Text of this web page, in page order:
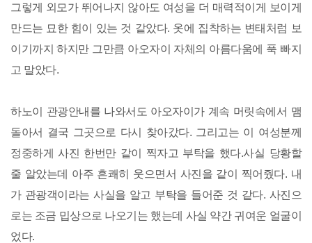
그렇게 외모가 뛰어나지 않아도 여성을 더 매력적이게 보이게
만드는 묘한 힘이 있는 것 같았다. 옷에 집착하는 변태처럼 보
이기까지 하지만 그만큼 아오자이 자체의 아름다움에 푹 빠지
고 말았다.
하노이 관광안내를 나와서도 아오자이가 계속 머릿속에서 맴
돌아서 결국 그곳으로 다시 찾아갔다. 그리고는 이 여성분께
정중하게 사진 한번만 같이 찍자고 부탁을 했다.사실 당황할
줄 알았는데 아주 흔쾌히 웃으면서 사진을 같이 찍어줬다. 내
가 관광객이라는 사실을 알고 부탁을 들어준 것 같다. 사진으
로는 조금 밉상으로 나오기는 했는데 사실 약간 귀여운 얼굴이
었다.